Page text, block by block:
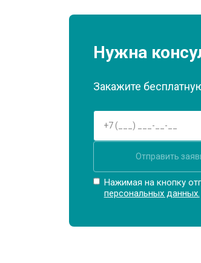
Нужна
Закажите
Отправить
Нажимая на кнопку
персональных данных.